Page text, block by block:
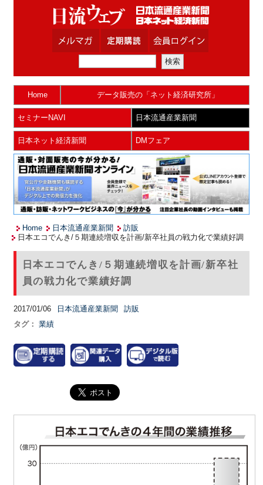
Home データ販売の「ネット経済研究所」
セミナーNAVI 日本流通産業新聞
日本ネット経済新聞 DMフェア
Home 日本流通産業新聞
訪販
日本エコでんき/５期連続増収を計画/新卒社員の戦力化で業績好調
日本エコでんき/５期連続増収を計画/新卒社
員の戦力化で業績好調
2017/01/06 日本流通産業新聞
訪販
タグ： 業績